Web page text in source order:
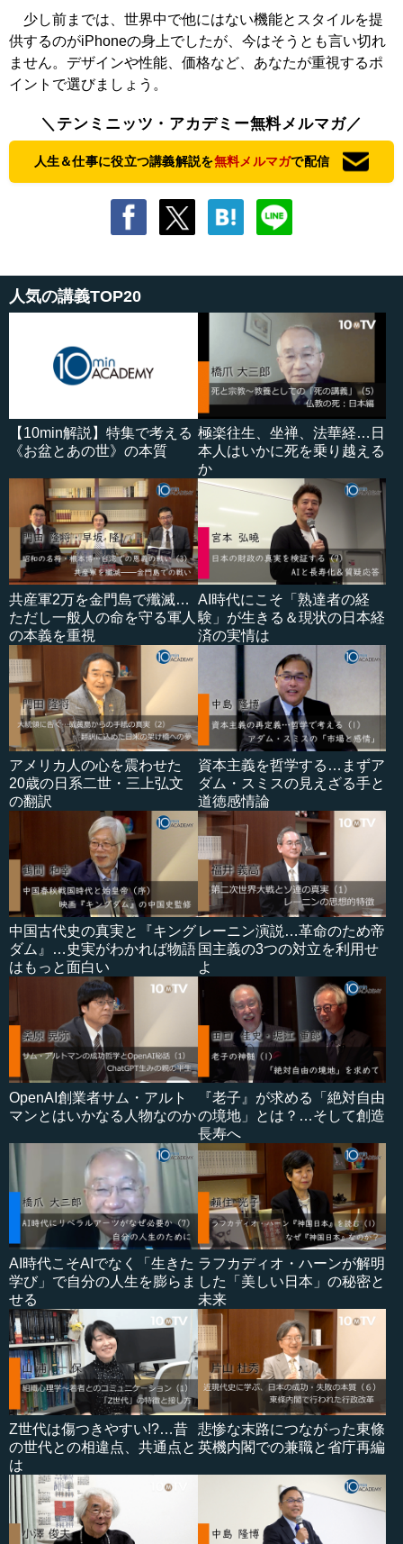
少し前までは、世界中で他にはない機能とスタイルを提
供するのがiPhoneの身上でしたが、今はそうとも言い切れ
ません。デザインや性能、価格など、あなたが重視するポ
イントで選びましょう。
＼テンミニッツ・アカデミー無料メルマガ／
人生＆仕事に役立つ講義解説を無料メルマガで配信
人気の講義TOP20
【10min解説】特集で考える
《お盆とあの世》の本質
極楽往生、坐禅、法華経…日
本人はいかに死を乗り越える
か
共産軍2万を金門島で殲滅…
ただし一般人の命を守る軍人
の本義を重視
AI時代にこそ「熟達者の経
験」が生きる＆現状の日本経
済の実情は
アメリカ人の心を震わせた
20歳の日系二世・三上弘文
の翻訳
資本主義を哲学する…まずア
ダム・スミスの見えざる手と
道徳感情論
中国古代史の真実と『キング
ダム』…史実がわかれば物語
はもっと面白い
レーニン演説…革命のため帝
国主義の3つの対立を利用せ
よ
OpenAI創業者サム・アルト
マンとはいかなる人物なのか
『老子』が求める「絶対自由
の境地」とは？…そして創造
長寿へ
AI時代こそAIでなく「生きた
学び」で自分の人生を膨らま
せる
ラフカディオ・ハーンが解明
した「美しい日本」の秘密と
未来
Z世代は傷つきやすい!?…昔
の世代との相違点、共通点と
は
悲惨な末路につながった東條
英機内閣での兼職と省庁再編